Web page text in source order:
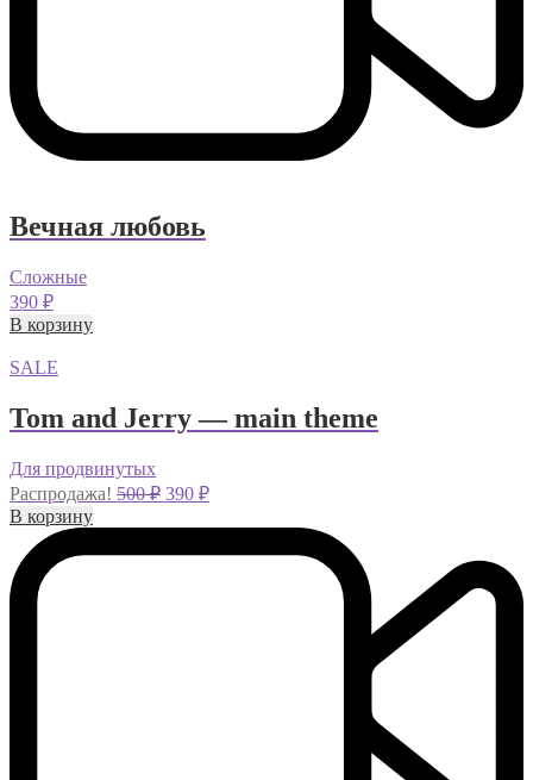
Вечная любовь
Сложные
390 ₽
В корзину
SALE
Tom and Jerry — main theme
Для продвинутых
Распродажа! 500₽ Первоначальная
составляла
500 ₽.
390 ₽Текущая
В корзину